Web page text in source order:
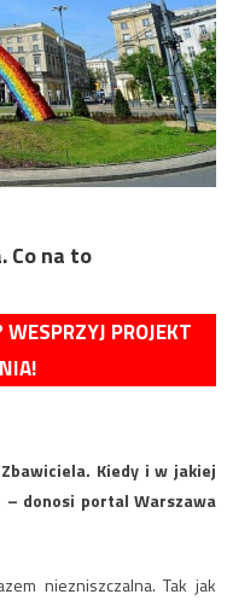
Co na to
PROJEKT
Kiedy i w jakiej
donosi portal Warszawa
niezniszczalna. Tak jak